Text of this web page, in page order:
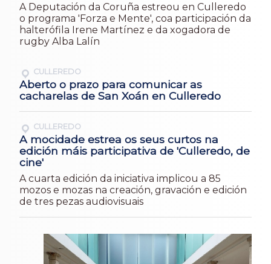
A Deputación da Coruña estreou en Culleredo
o programa 'Forza e Mente', coa participación da
halterófila Irene Martínez e da xogadora de
rugby Alba Lalín
CULLEREDO
Aberto o prazo para comunicar as
cacharelas de San Xoán en Culleredo
CULLEREDO
A mocidade estrea os seus curtos na
edición máis participativa de 'Culleredo, de
cine'
A cuarta edición da iniciativa implicou a 85
mozos e mozas na creación, gravación e edición
de tres pezas audiovisuais